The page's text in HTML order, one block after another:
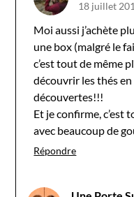
18 juillet
Moi aussi j’achète
une box (malgré le
c’est tout de même
découvrir les thés
découvertes!!!
Et je confirme, c’est
avec beaucoup de
Répondre